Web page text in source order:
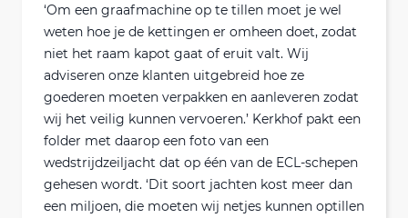
‘Om een graafmachine op te tillen moet je wel
weten hoe je de kettingen er omheen doet, zodat
niet het raam kapot gaat of eruit valt. Wij
adviseren onze klanten uitgebreid hoe ze
goederen moeten verpakken en aanleveren zodat
wij het veilig kunnen vervoeren.’ Kerkhof pakt een
folder met daarop een foto van een
wedstrijdzeiljacht dat op één van de ECL-schepen
gehesen wordt. ‘Dit soort jachten kost meer dan
een miljoen, die moeten wij netjes kunnen optillen